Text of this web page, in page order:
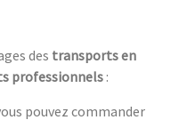
des transports en
professionnels :
pouvez commander